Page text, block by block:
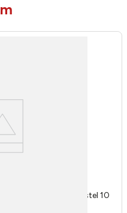
Dura Stilo Rosa Pastel 10